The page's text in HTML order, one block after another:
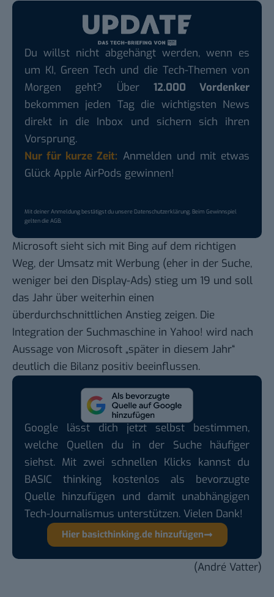
Du willst nicht abgehängt werden, wenn es
um KI, Green Tech und die Tech-Themen von
Morgen geht? Über 12.000 Vordenker
bekommen jeden Tag die wichtigsten News
direkt in die Inbox und sichern sich ihren
Vorsprung.
Nur für kurze Zeit: Anmelden und mit etwas
Glück Apple AirPods gewinnen!
Mit deiner Anmeldung bestätigst du unsereDatenschutzerklärung. Beim Gewinnspiel
gelten dieAGB.
Microsoft sieht sich mit Bing auf dem richtigen
Weg, der Umsatz mit Werbung (eher in der Suche,
weniger bei den Display-Ads) stieg um 19 und soll
das Jahr über weiterhin einen
überdurchschnittlichen Anstieg zeigen. Die
Integration der Suchmaschine in Yahoo! wird nach
Aussage von Microsoft „später in diesem Jahr“
deutlich die Bilanz positiv beeinflussen.
Google lässt dich jetzt selbst bestimmen,
welche Quellen du in der Suche häufiger
siehst. Mit zwei schnellen Klicks kannst du
BASIC thinking kostenlos als bevorzugte
Quelle hinzufügen und damit unabhängigen
Tech-Journalismus unterstützen. Vielen Dank!
Hier basicthinking.de hinzufügen
(André Vatter)